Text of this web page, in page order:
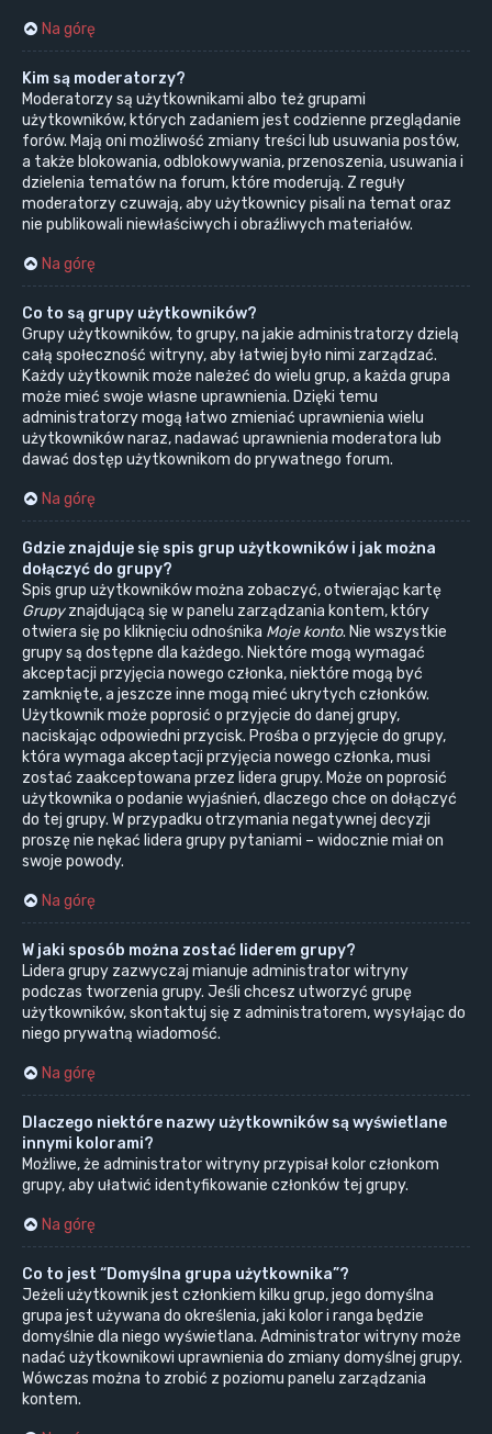
Na górę
Kim są moderatorzy?
Moderatorzy są użytkownikami albo też grupami
użytkowników, których zadaniem jest codzienne przeglądanie
forów. Mają oni możliwość zmiany treści lub usuwania postów,
a także blokowania, odblokowywania, przenoszenia, usuwania i
dzielenia tematów na forum, które moderują. Z reguły
moderatorzy czuwają, aby użytkownicy pisali na temat oraz
nie publikowali niewłaściwych i obraźliwych materiałów.
Na górę
Co to są grupy użytkowników?
Grupy użytkowników, to grupy, na jakie administratorzy dzielą
całą społeczność witryny, aby łatwiej było nimi zarządzać.
Każdy użytkownik może należeć do wielu grup, a każda grupa
może mieć swoje własne uprawnienia. Dzięki temu
administratorzy mogą łatwo zmieniać uprawnienia wielu
użytkowników naraz, nadawać uprawnienia moderatora lub
dawać dostęp użytkownikom do prywatnego forum.
Na górę
Gdzie znajduje się spis grup użytkowników i jak można
dołączyć do grupy?
Spis grup użytkowników można zobaczyć, otwierając kartę
Grupyznajdującą się w panelu zarządzania kontem, który
otwiera się po kliknięciu odnośnika Moje konto. Nie wszystkie
grupy są dostępne dla każdego. Niektóre mogą wymagać
akceptacji przyjęcia nowego członka, niektóre mogą być
zamknięte, a jeszcze inne mogą mieć ukrytych członków.
Użytkownik może poprosić o przyjęcie do danej grupy,
naciskając odpowiedni przycisk. Prośba o przyjęcie do grupy,
która wymaga akceptacji przyjęcia nowego członka, musi
zostać zaakceptowana przez lidera grupy. Może on poprosić
użytkownika o podanie wyjaśnień, dlaczego chce on dołączyć
do tej grupy. W przypadku otrzymania negatywnej decyzji
proszę nie nękać lidera grupy pytaniami – widocznie miał on
swoje powody.
Na górę
W jaki sposób można zostać liderem grupy?
Lidera grupy zazwyczaj mianuje administrator witryny
podczas tworzenia grupy. Jeśli chcesz utworzyć grupę
użytkowników, skontaktuj się z administratorem, wysyłając do
niego prywatną wiadomość.
Na górę
Dlaczego niektóre nazwy użytkowników są wyświetlane
innymi kolorami?
Możliwe, że administrator witryny przypisał kolor członkom
grupy, aby ułatwić identyfikowanie członków tej grupy.
Na górę
Co to jest “Domyślna grupa użytkownika”?
Jeżeli użytkownik jest członkiem kilku grup, jego domyślna
grupa jest używana do określenia, jaki kolor i ranga będzie
domyślnie dla niego wyświetlana. Administrator witryny może
nadać użytkownikowi uprawnienia do zmiany domyślnej grupy.
Wówczas można to zrobić z poziomu panelu zarządzania
kontem.